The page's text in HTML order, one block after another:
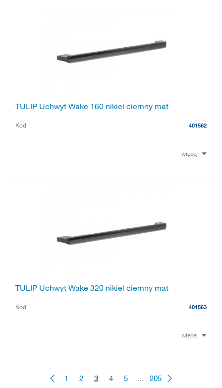
TULIP Uchwyt Wake 160 nikiel ciemny mat
Kod 401562
więcej
TULIP Uchwyt Wake 320 nikiel ciemny mat
Kod 401563
więcej
1 2 3 4 5 ... 205